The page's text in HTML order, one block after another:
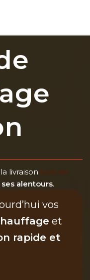
livraison bois de
alentours.
vos
et
rapide et